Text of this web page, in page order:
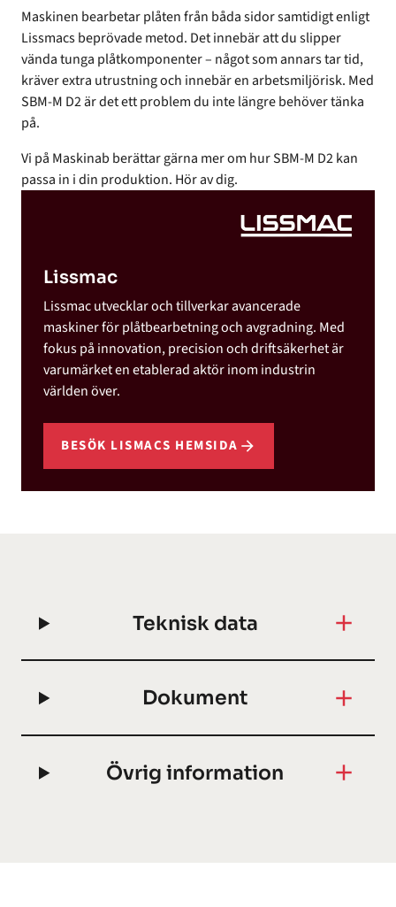
Maskinen bearbetar plåten från båda sidor samtidigt enligt
Lissmacs beprövade metod. Det innebär att du slipper
vända tunga plåtkomponenter – något som annars tar tid,
kräver extra utrustning och innebär en arbetsmiljörisk. Med
SBM-M D2 är det ett problem du inte längre behöver tänka
på.
Vi på Maskinab berättar gärna mer om hur SBM-M D2 kan
passa in i din produktion. Hör av dig.
Lissmac
Lissmac utvecklar och tillverkar avancerade
maskiner för plåtbearbetning och avgradning. Med
fokus på innovation, precision och driftsäkerhet är
varumärket en etablerad aktör inom industrin
världen över.
BESÖK LISMACS HEMSIDA
Teknisk data
Dokument
Övrig information